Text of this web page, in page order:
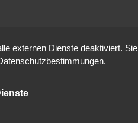
externen Dienste deaktiviert. Sie